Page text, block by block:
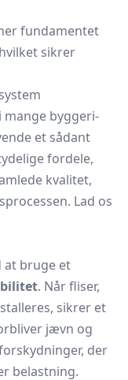
fundamentet
sikrer
byggeri-
et sådant
fordele,
kvalitet,
Lad os
at bruge et
. Når fliser,
sikrer et
jævn og
der
belastning.